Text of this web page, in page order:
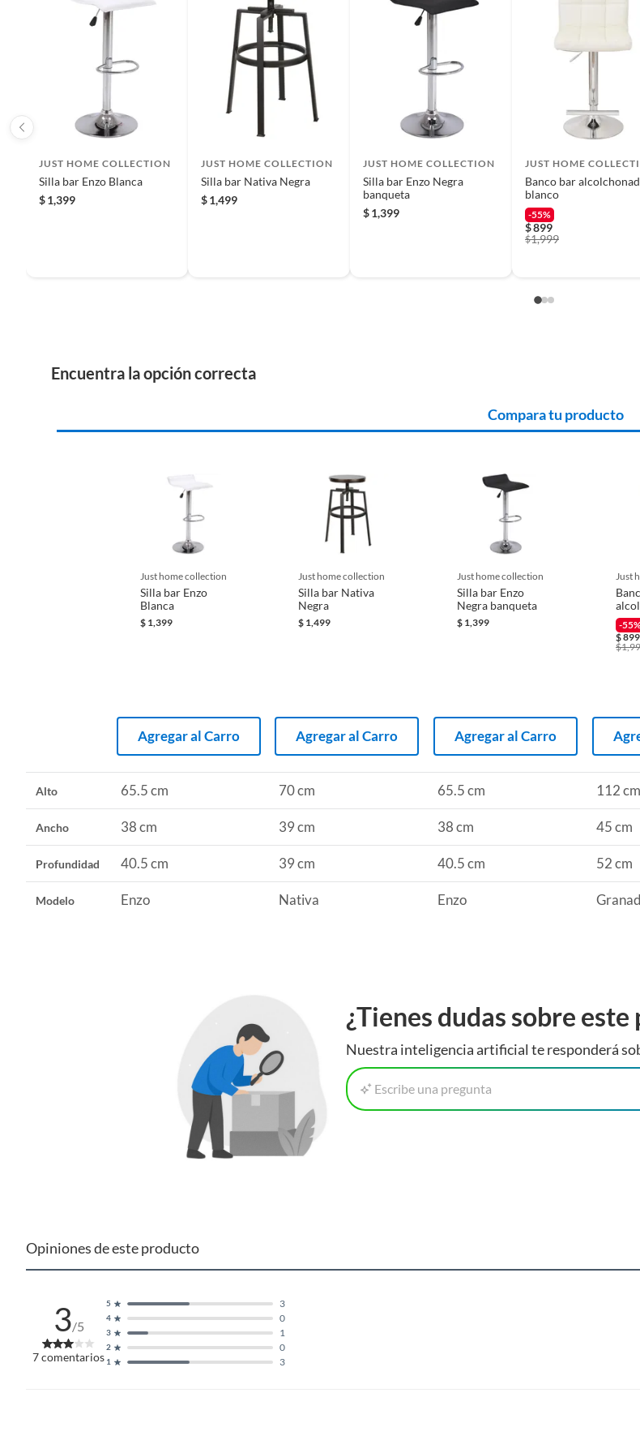
Iniciaremos el reembolso de tu dinero cuando recibamos el producto.
JUST HOME COLLECTION
Silla bar Enzo Blanca
$1,399
JUST HOME COLLECTION
Silla bar Nativa Negra
$1,499
JUST HOME COLLECTION
Silla bar Enzo Negra
banqueta
$1,399
JUST HOME
Banco bar
blanco
-55%
$899
$1,999
Encuentra la opción correcta
Compara tu producto
just home collection
Silla bar Enzo
Blanca
$ 1,399
Agregar al Carro
just home collection
Silla bar Nativa
Negra
$ 1,499
Agregar al Carro
just home collection
Silla bar Enzo
Negra banqueta
$ 1,399
Agregar al Carro
just
-
$899
$
Alto 65.5 cm 70 cm 65.5 cm 112 cm
Ancho 38 cm 39 cm 38 cm 45 cm
Profundidad 40.5 cm 39 cm 40.5 cm 52 cm
Modelo Enzo Nativa Enzo
¿Tienes dudas sobre
Nuestra inteligencia artificial te responderá
Escribe una pregunta
Opiniones de este producto
3/5
7comentarios 1 3
2 0
3 1
4 0
5 3